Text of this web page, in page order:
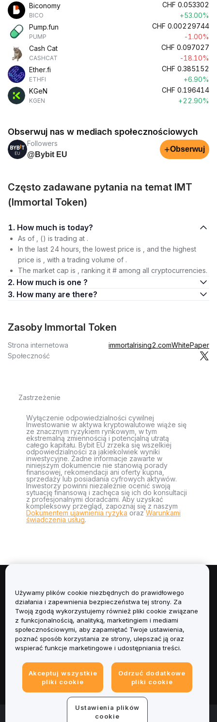
Biconomy
BICO
CHF 0.053302
+53.00%
Pump.fun
PUMP
CHF 0.00229744
-1.00%
Cash Cat
CASHCAT
CHF 0.097027
-18.10%
Ether.fi
ETHFI
CHF 0.385152
+6.90%
KGeN
KGEN
CHF 0.196414
+22.90%
Obserwuj nas w mediach społecznościowych
Followers
@Bybit EU
+Obserwuj
Często zadawane pytania na temat IMT
(Immortal Token)
1. How much is today?
As of , () is trading at .
In the last 24 hours, the lowest price is , and the highest
price is , with a trading volume of .
The market cap is , ranking it # among all cryptocurrencies.
2. How much is one ?
3. How many are there?
Zasoby Immortal Token
Strona internetowa immortalrising2.comWhitePaper
Społeczność
Zastrzeżenie
Wyłączenie odpowiedzialności cywilnej
Inwestowanie w aktywa kryptowalutowe wiąże się
ze znacznym ryzykiem rynkowym, w tym
ekstremalną zmiennością i potencjalną utratą
całego kapitału. Bybit EU zrzeka się wszelkiej
odpowiedzialności za jakiekolwiek wyniki
inwestycyjne. Żadne informacje zawarte w
niniejszym dokumencie nie stanowią porady
finansowej, rekomendacji ani oferty kupna,
sprzedaży lub posiadania cyfrowych aktywów.
Inwestorzy powinni niezależnie ocenić swoją
sytuację finansową i zachęca się ich do konsultacji
z profesjonalnymi doradcami. Aby uzyskać
kompleksowy przegląd, zapoznaj się z naszym
Dokumentem ujawnienia ryzyka orazWarunkami
świadczenia usług.
Informacje
Usługi
Obsługa Klienta
Informacje prawne
© 2025-2026 Bybit.eu. All rights reserved.
Używamy plików cookie niezbędnych do prawidłowego
działania i zapewnienia bezpieczeństwa tej strony. Za
Twoją zgodą wykorzystujemy również pliki cookie związane
z funkcjonalnością, analityką, marketingiem i mediami
społecznościowymi, aby zapamiętać Twoje ustawienia,
poznać sposób korzystania ze strony, ulepszać ją oraz
wspierać funkcje marketingowe i udostępniania treści.
Akceptuj wszystkie
pliki cookie
Odrzuć dodatkowe
pliki cookie
Ustawienia plików
cookie